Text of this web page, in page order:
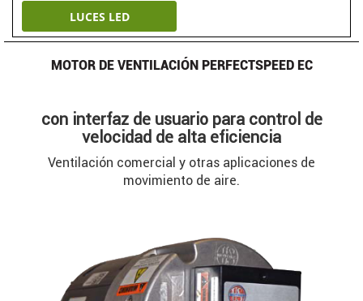
LUCES LED
MOTOR DE VENTILACIÓN PERFECTSPEED EC
con interfaz de usuario para control de
velocidad de alta eficiencia
Ventilación comercial y otras aplicaciones de
movimiento de aire.